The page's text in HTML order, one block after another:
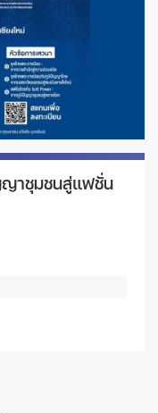
าชุมชนสู่แฟชั่น